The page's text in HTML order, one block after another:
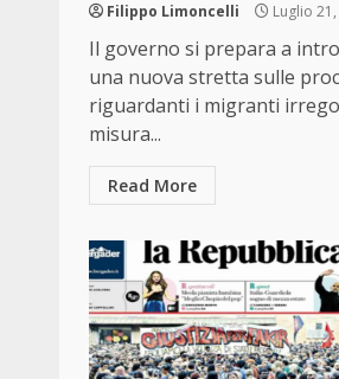
Filippo Limoncelli Luglio
Il governo si prepara a
una nuova stretta sulle
riguardanti i migranti
misura...
Read More